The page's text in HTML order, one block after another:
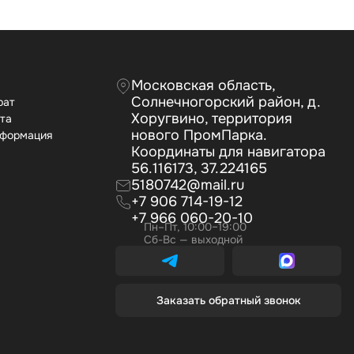
Московская область,
Солнечногорский район, д.
Хоругвино, территория
нового ПромПарка.
Координаты для навигатора
56.116173, 37.224165
5180742@mail.ru
+7 906 714-19-12
+7 966 060-20-10
Пн–Пт, 10:00–19:00
Сб-Вс — выходной
Заказать обратный звонок